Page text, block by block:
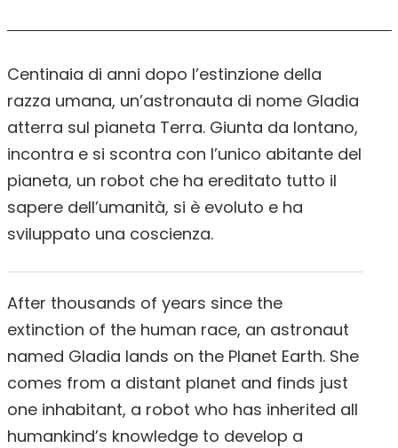
Centinaia di anni dopo l’estinzione della
razza umana, un’astronauta di nome Gladia
atterra sul pianeta Terra. Giunta da lontano,
incontra e si scontra con l’unico abitante del
pianeta, un robot che ha ereditato tutto il
sapere dell’umanità, si è evoluto e ha
sviluppato una coscienza.
After thousands of years since the
extinction of the human race, an astronaut
named Gladia lands on the Planet Earth. She
comes from a distant planet and finds just
one inhabitant, a robot who has inherited all
humankind’s knowledge to develop a